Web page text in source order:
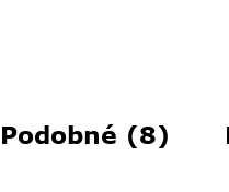
Podobné (8)